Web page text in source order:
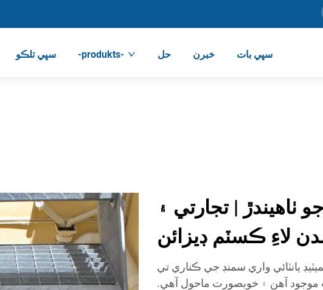
سڀي تلڪو -produkts- حل خبرن سڀي بات
ٺاهيندڙ | تجارتي ۽
لاءِ ڪسٽم ڊيزائن
يانٽائي واري سمنڊ جي ڪناري تي
آهن ۽ خوبصورت ماحول آهي.